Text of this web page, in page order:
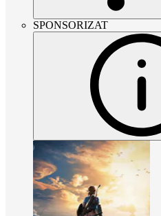
SPONSORIZAT